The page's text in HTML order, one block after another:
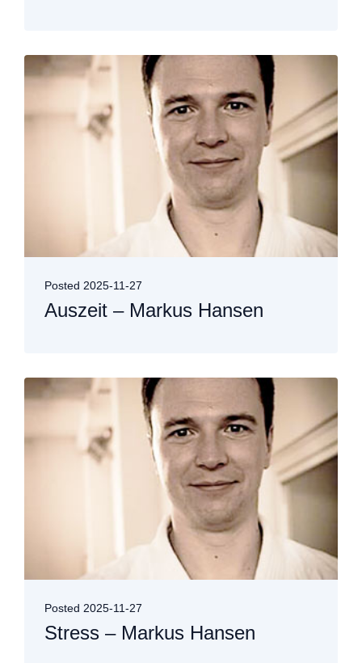
Posted 2025-11-27
Auszeit – Markus Hansen
Posted 2025-11-27
Stress – Markus Hansen